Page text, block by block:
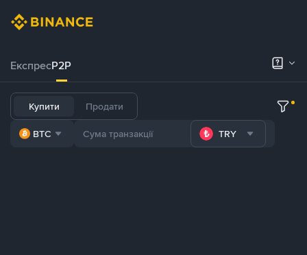
ЕкспресP2P
Купити Продати
BTC TRY